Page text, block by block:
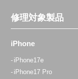
修理対象製品
iPhone
iPhone17e
iPhone17 Pro